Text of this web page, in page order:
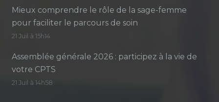
Mieux comprendre le rôle de la sage-femme
pour faciliter le parcours de soin
21 Juil à 15h14
Assemblée générale 2026 : participez à la vie de
votre CPTS
21 Juil à 14h58